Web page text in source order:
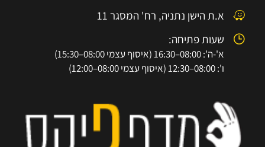
א.ת הישן נתניה, רח' המסגר 11
שעות פתיחה:
א'-ה': 08:00–16:30 (איסוף עצמי 08:00–15:30)
ו': 08:00–12:30 (איסוף עצמי 08:00–12:00)